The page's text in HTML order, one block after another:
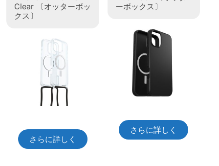
Clear 〔オッターボッ
クス〕
さらに詳しく
ーボックス〕
さらに詳しく